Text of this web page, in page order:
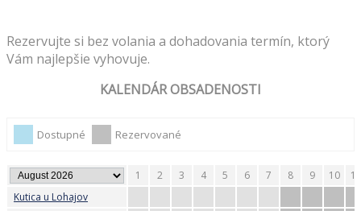
Rezervujte si bez volania a dohadovania termín, ktorý
Vám najlepšie vyhovuje.
KALENDÁR OBSADENOSTI
Dostupné Rezervované
1 2 3 4 5 6 7 8 9 10
11
Kutica u Lohajov